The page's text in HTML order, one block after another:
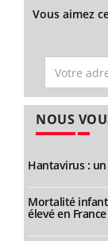
Vous aimez
NOUS
Hantavirus :
Mortalité
élevé en France